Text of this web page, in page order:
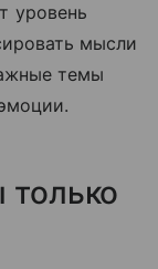
уровень
мысли
темы